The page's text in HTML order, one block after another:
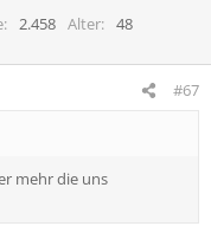
2.458 Alter
48
#67
mehr die uns